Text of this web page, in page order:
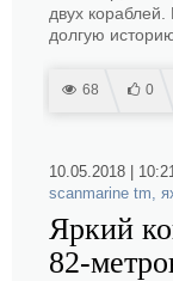
двух
долгую
68 0
10.05.2018 |
scanmarine tm,
Яркий
82-